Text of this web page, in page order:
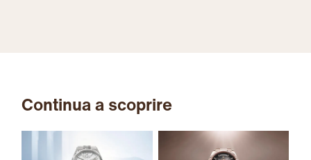
Continua a scoprire